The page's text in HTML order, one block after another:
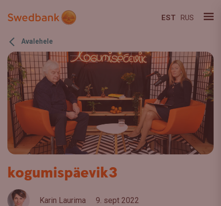
EST RUS
Avalehele
kogumispäevik3
Karin Laurima 9. sept 2022